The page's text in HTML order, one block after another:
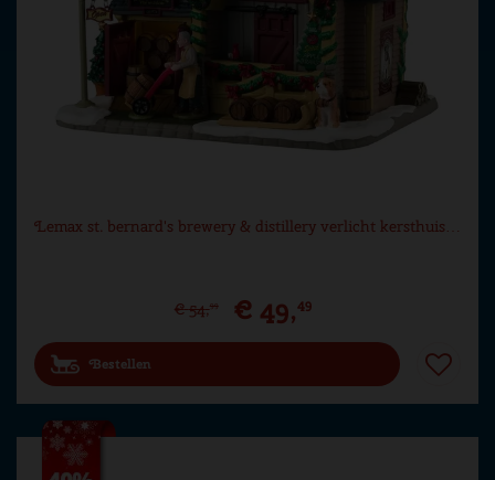
Lemax st. bernard's brewery & distillery verlicht kersthuis…
€ 54,99 € 49,49
Bestellen